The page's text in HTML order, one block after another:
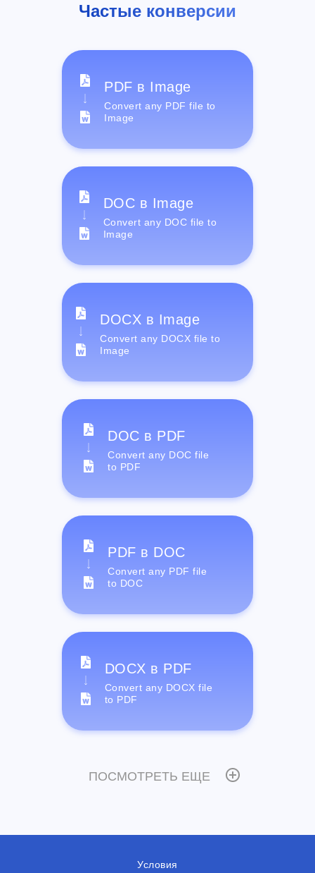
Частые конверсии
PDF в Image
Convert any PDF file to
Image
DOC в Image
Convert any DOC file to
Image
DOCX в Image
Convert any DOCX file to
Image
DOC в PDF
Convert any DOC file
to PDF
PDF в DOC
Convert any PDF file
to DOC
DOCX в PDF
Convert any DOCX file
to PDF
ПОСМОТРЕТЬ ЕЩЕ
Условия